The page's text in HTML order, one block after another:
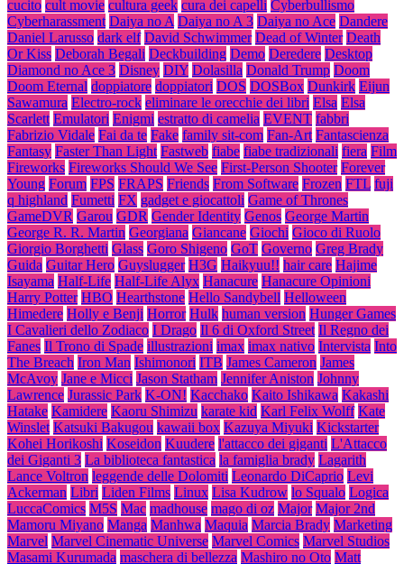
cucito cult movie cultura geek cura dei capelli Cyberbullismo
Cyberharassment Daiya no A Daiya no A 3 Daiya no Ace Dandere
Daniel Larusso dark elf David Schwimmer Dead of Winter Death
Or Kiss Deborah Begali Deckbuilding Demo Deredere Desktop
Diamond no Ace 3 Disney DIY Dolasilla Donald Trump Doom
Doom Eternal doppiatore doppiatori DOS DOSBox Dunkirk Eijun
Sawamura Electro-rock eliminare le orecchie dei libri Elsa Elsa
Scarlett Emulatori Enigmi estratto di camelia EVENT fabbri
Fabrizio Vidale Fai da te Fake family sit-com Fan-Art Fantascienza
Fantasy Faster Than Light Fastweb fiabe fiabe tradizionali fiera Film
Fireworks Fireworks Should We See First-Person Shooter Forever
Young Forum FPS FRAPS Friends From Software Frozen FTL fuji
q highland Fumetti FX gadget e giocattoli Game of Thrones
GameDVR Garou GDR Gender Identity Genos George Martin
George R. R. Martin Georgiana Giancane Giochi Gioco di Ruolo
Giorgio Borghetti Glass Goro Shigeno GoT Governo Greg Brady
Guida Guitar Hero Guyslugger H3G Haikyuu!! hair care Hajime
Isayama Half-Life Half-Life Alyx Hanacure Hanacure Opinioni
Harry Potter HBO Hearthstone Hello Sandybell Helloween
Himedere Holly e Benji Horror Hulk human version Hunger Games
I Cavalieri dello Zodiaco I Drago Il 6 di Oxford Street Il Regno dei
Fanes Il Trono di Spade illustrazioni imax imax nativo Intervista Into
The Breach Iron Man Ishimonori ITB James Cameron James
McAvoy Jane e Micci Jason Statham Jennifer Aniston Johnny
Lawrence Jurassic Park K-ON! Kacchako Kaito Ishikawa Kakashi
Hatake Kamidere Kaoru Shimizu karate kid Karl Felix Wolff Kate
Winslet Katsuki Bakugou kawaii box Kazuya Miyuki Kickstarter
Kohei Horikoshi Koseidon Kuudere l'attacco dei giganti L'Attacco
dei Giganti 3 La biblioteca fantastica la famiglia brady Lagarith
Lance Voltron leggende delle Dolomiti Leonardo DiCaprio Levi
Ackerman Libri Liden Films Linux Lisa Kudrow lo Squalo Logica
LuccaComics M5S Mac madhouse mago di oz Major Major 2nd
Mamoru Miyano Manga Manhwa Maquia Marcia Brady Marketing
Marvel Marvel Cinematic Universe Marvel Comics Marvel Studios
Masami Kurumada maschera di bellezza Mashiro no Oto Matt